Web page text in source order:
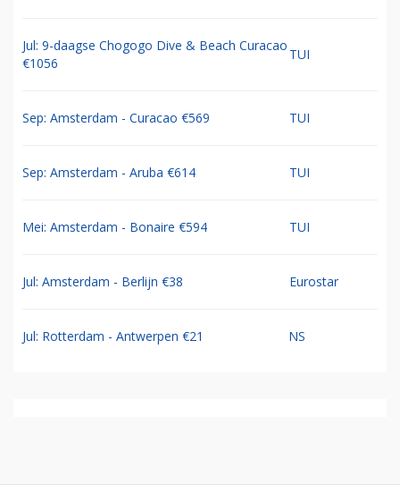
Jul: 9-daagse Chogogo Dive & Beach Curacao
€1056
TUI
Sep: Amsterdam - Curacao €569 TUI
Sep: Amsterdam - Aruba €614 TUI
Mei: Amsterdam - Bonaire €594 TUI
Jul: Amsterdam - Berlijn €38 Eurostar
Jul: Rotterdam - Antwerpen €21 NS